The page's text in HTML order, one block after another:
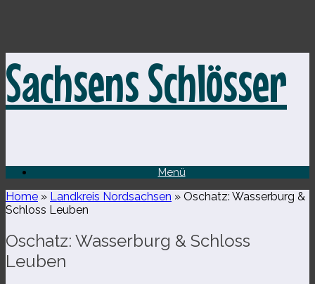
Inhalt
springen
Sachsens Schlösser
Menü
Home » Landkreis Nordsachsen » Oschatz: Wasserburg &
Schloss Leuben
Oschatz: Wasserburg & Schloss
Leuben